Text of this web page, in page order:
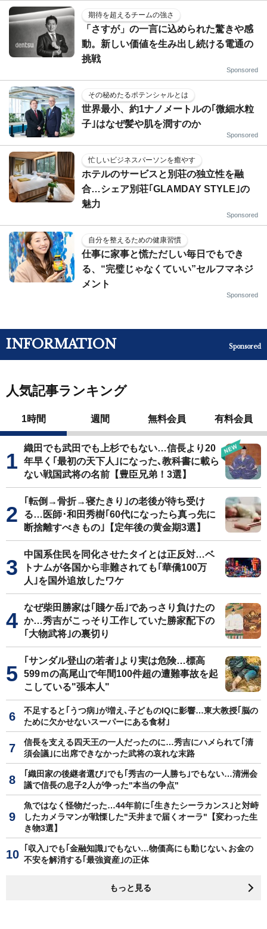
期待を超えるチームの強さ
「さすが」の一言に込められた驚きや感
動。新しい価値を生み出し続ける電通の
挑戦
Sponsored
その秘めたるポテンシャルとは
世界最小、約1ナノメートルの｢微細水粒
子｣はなぜ髪や肌を潤すのか
Sponsored
忙しいビジネスパーソンを癒やす
ホテルのサービスと別荘の独立性を融
合…シェア別荘｢GLAMDAY STYLE｣の
魅力
Sponsored
自分を整えるための健康習慣
仕事に家事と慌ただしい毎日でもでき
る、“完璧じゃなくていい”セルフマネジ
メント
Sponsored
INFORMATION Sponsored
人気記事ランキング
1時間 週間 無料会員 有料会員
織田でも武田でも上杉でもない…信長より20
年早く｢最初の天下人｣になった､教科書に載ら
ない戦国武将の名前【豊臣兄弟！3選】
｢転倒→骨折→寝たきり｣の老後が待ち受け
る…医師･和田秀樹｢60代になったら真っ先に
断捨離すべきもの｣【定年後の黄金期3選】
中国系住民を同化させたタイとは正反対…ベ
トナムが各国から非難されても｢華僑100万
人｣を国外追放したワケ
なぜ柴田勝家は｢賤ケ岳｣であっさり負けたの
か…秀吉がこっそり工作していた勝家配下の
｢大物武将｣の裏切り
｢サンダル登山の若者｣より実は危険…標高
599ｍの高尾山で年間100件超の遭難事故を起
こしている"張本人"
不足すると｢うつ病｣が増え､子どものIQに影響…東大教授｢脳の
ために欠かせないスーパーにある食材｣
信長を支える四天王の一人だったのに…秀吉にハメられて｢清
須会議｣に出席できなかった武将の哀れな末路
｢織田家の後継者選び｣でも｢秀吉の一人勝ち｣でもない…清洲会
議で信長の息子2人が争った"本当の争点"
魚ではなく怪物だった…44年前に｢生きたシーラカンス｣と対峙
したカメラマンが戦慄した"天井まで届くオーラ"【変わった生
き物3選】
｢収入｣でも｢金融知識｣でもない…物価高にも動じない､お金の
不安を解消する｢最強資産｣の正体
もっと見る